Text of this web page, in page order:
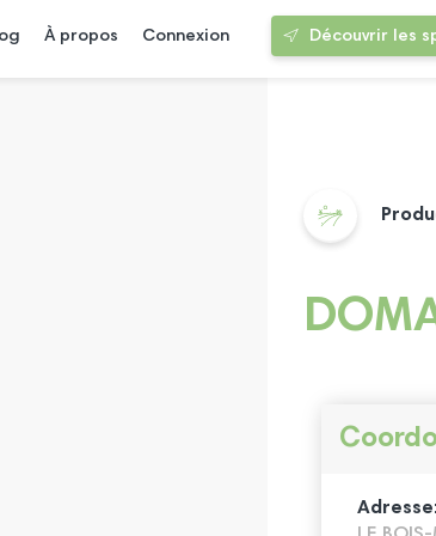
À propos Connexion Découvrir les